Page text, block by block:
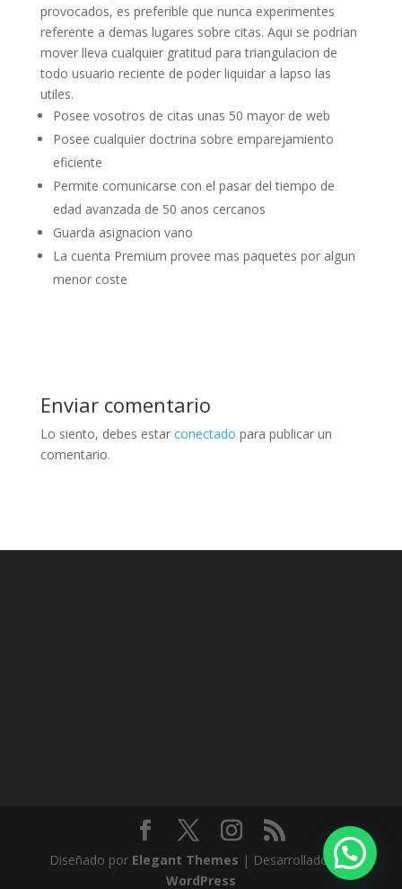
provocados, es preferible que nunca experimentes
referente a demas lugares sobre citas. Aqui se podri­an
mover lleva cualquier gratitud para triangulacion de
todo usuario reciente de poder liquidar a lapso las
utiles.
Posee vosotros de citas unas 50 mayor de web
Posee cualquier doctrina sobre emparejamiento
eficiente
Permite comunicarse con el pasar del tiempo de
edad avanzada de 50 anos cercanos
Guarda asignacion vano
La cuenta Premium provee mas paquetes por algun
menor coste
Enviar comentario
Lo siento, debes estar conectado para publicar un
comentario.
Diseñado por Elegant Themes | Desarrollado por
WordPress